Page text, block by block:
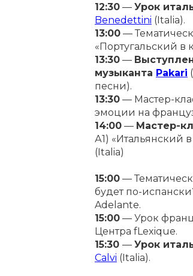
12:30 — Урок
Benedettini (Italia).
13:00 —
«Португальский в
13:30 —
музыканта Pakari
песни).
13:30 — Мастер-
эмоции на
14:00 — Мастер-
А1) «Итальянский
(Italia)
15:00 —
будет по-
Adelante.
15:00 — Урок
Центра fLexique.
15:30 — Урок
Calvi (Italia).